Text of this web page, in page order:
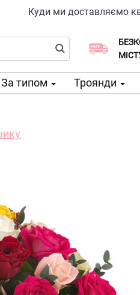
Куди ми доставляємо
За типом Троянди